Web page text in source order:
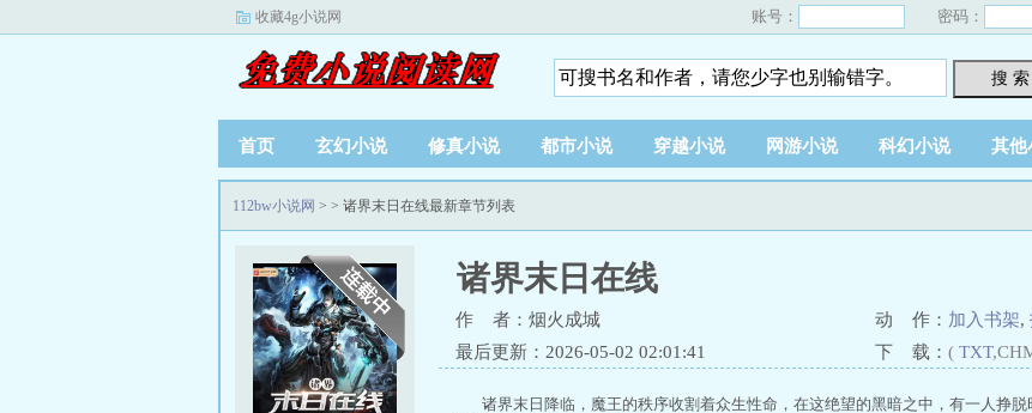
收藏4g小说网 账号： 密码：
搜 索
首页 玄幻小说 修真小说 都市小说 穿越小说 网游小说 科幻小说 其他
112bw小说网 > > 诸界末日在线最新章节列表
诸界末日在线
作 者：烟火成城 动 作： 加入书架,
最后更新：2026-05-02 02:01:41
下 载： ( TXT
诸界末日降临，魔王的秩序收割着众生性命，在这绝望的黑暗之中，有一人挣